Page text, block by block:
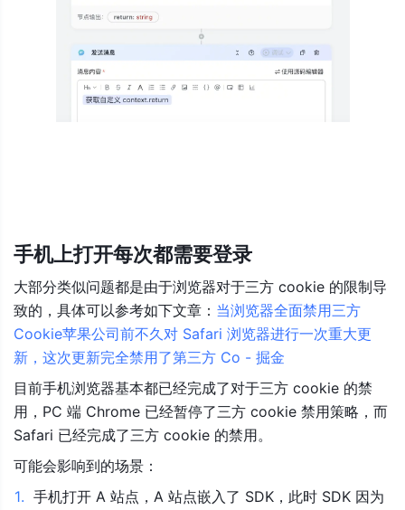
手机上打开每次都需要登录
大部分类似问题都是由于浏览器对于三方 cookie 的限制导
致的，具体可以参考如下文章： 当浏览器全面禁用三方
Cookie苹果公司前不久对 Safari 浏览器进行一次重大更
新，这次更新完全禁用了第三方 Co - 掘金
目前手机浏览器基本都已经完成了对于三方 cookie 的禁
用，PC 端 Chrome 已经暂停了三方 cookie 禁用策略，而
Safari 已经完成了三方 cookie 的禁用。
可能会影响到的场景：
1. 手机打开 A 站点，A 站点嵌入了 SDK，此时 SDK 因为